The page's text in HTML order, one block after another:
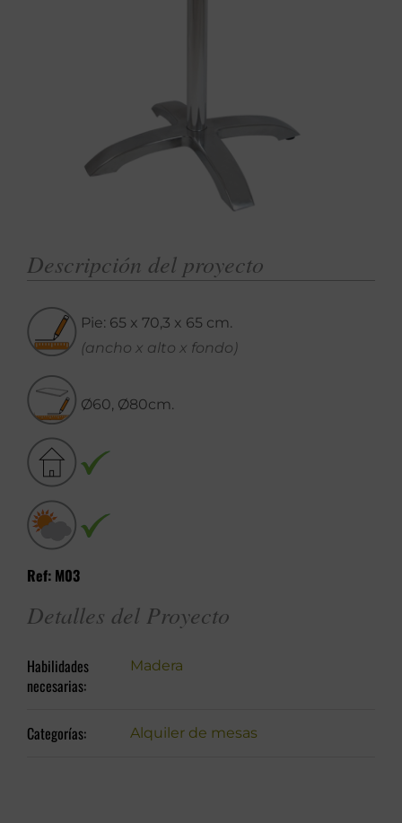
Descripción del proyecto
Pie: 65 x 70,3 x 65 cm.
(ancho x alto x fondo)
Ø60, Ø80cm.
Ref: M03
Detalles del Proyecto
Habilidades
necesarias:
Madera
Categorías: Alquiler de mesas